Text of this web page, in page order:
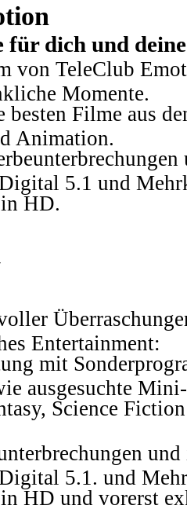
für dich und
von TeleClub
Momente.
Filme aus
Animation.
5.1 und
HD.
Entertainment:
mit
ausgesuchte
Science
5.1. und
HD und vorerst